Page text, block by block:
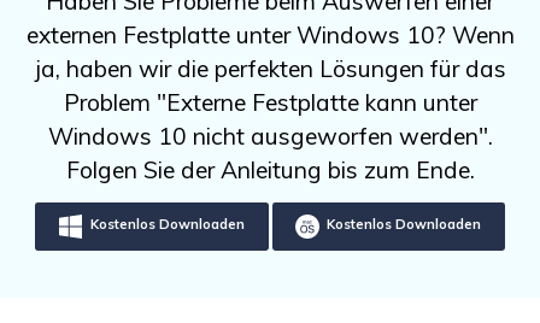
Unbegrenzte Daten vom Mac-System
wiederherstellen
Kostenlos Testen
Recoverit kostenlos
Verlorene/gel?schte Daten kostenlos
wiederherstellen
Datenverlust-Szenarien
ALLE FUNKTIONEN ENTDECKEN
Aktuelles Thema
Sign In
search
externen Festplatte unter Windows 10? Wenn
ja, haben wir die perfekten Lösungen für das
Problem "Externe Festplatte kann unter
Windows 10 nicht ausgeworfen werden".
Folgen Sie der Anleitung bis zum Ende.
Kostenlos Downloaden Kostenlos Downloaden